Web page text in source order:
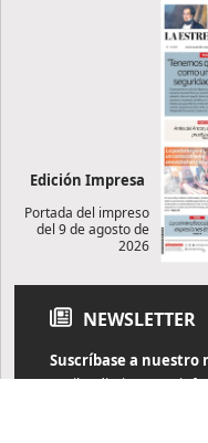
Edición Impresa
Portada del impreso
del 9 de agosto de
2026
NEWSLETTER
Suscríbase a
Reciba diariamente